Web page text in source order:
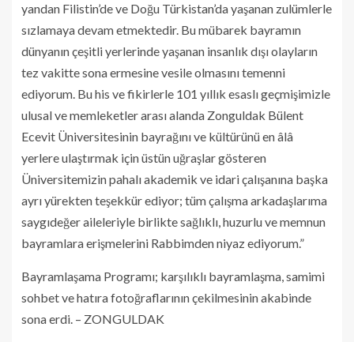
yandan Filistin’de ve Doğu Türkistan’da yaşanan zulümlerle
sızlamaya devam etmektedir. Bu mübarek bayramın
dünyanın çeşitli yerlerinde yaşanan insanlık dışı olayların
tez vakitte sona ermesine vesile olmasını temenni
ediyorum. Bu his ve fikirlerle 101 yıllık esaslı geçmişimizle
ulusal ve memleketler arası alanda Zonguldak Bülent
Ecevit Üniversitesinin bayrağını ve kültürünü en âlâ
yerlere ulaştırmak için üstün uğraşlar gösteren
Üniversitemizin pahalı akademik ve idari çalışanına başka
ayrı yürekten teşekkür ediyor; tüm çalışma arkadaşlarıma
saygıdeğer aileleriyle birlikte sağlıklı, huzurlu ve memnun
bayramlara erişmelerini Rabbimden niyaz ediyorum.”
Bayramlaşama Programı; karşılıklı bayramlaşma, samimi
sohbet ve hatıra fotoğraflarının çekilmesinin akabinde
sona erdi. – ZONGULDAK